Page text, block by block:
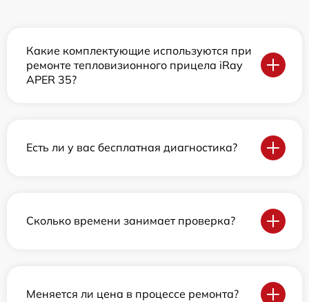
Какие комплектующие используются при
ремонте тепловизионного прицела iRay
APER 35?
Есть ли у вас бесплатная диагностика?
Сколько времени занимает проверка?
Меняется ли цена в процессе ремонта?